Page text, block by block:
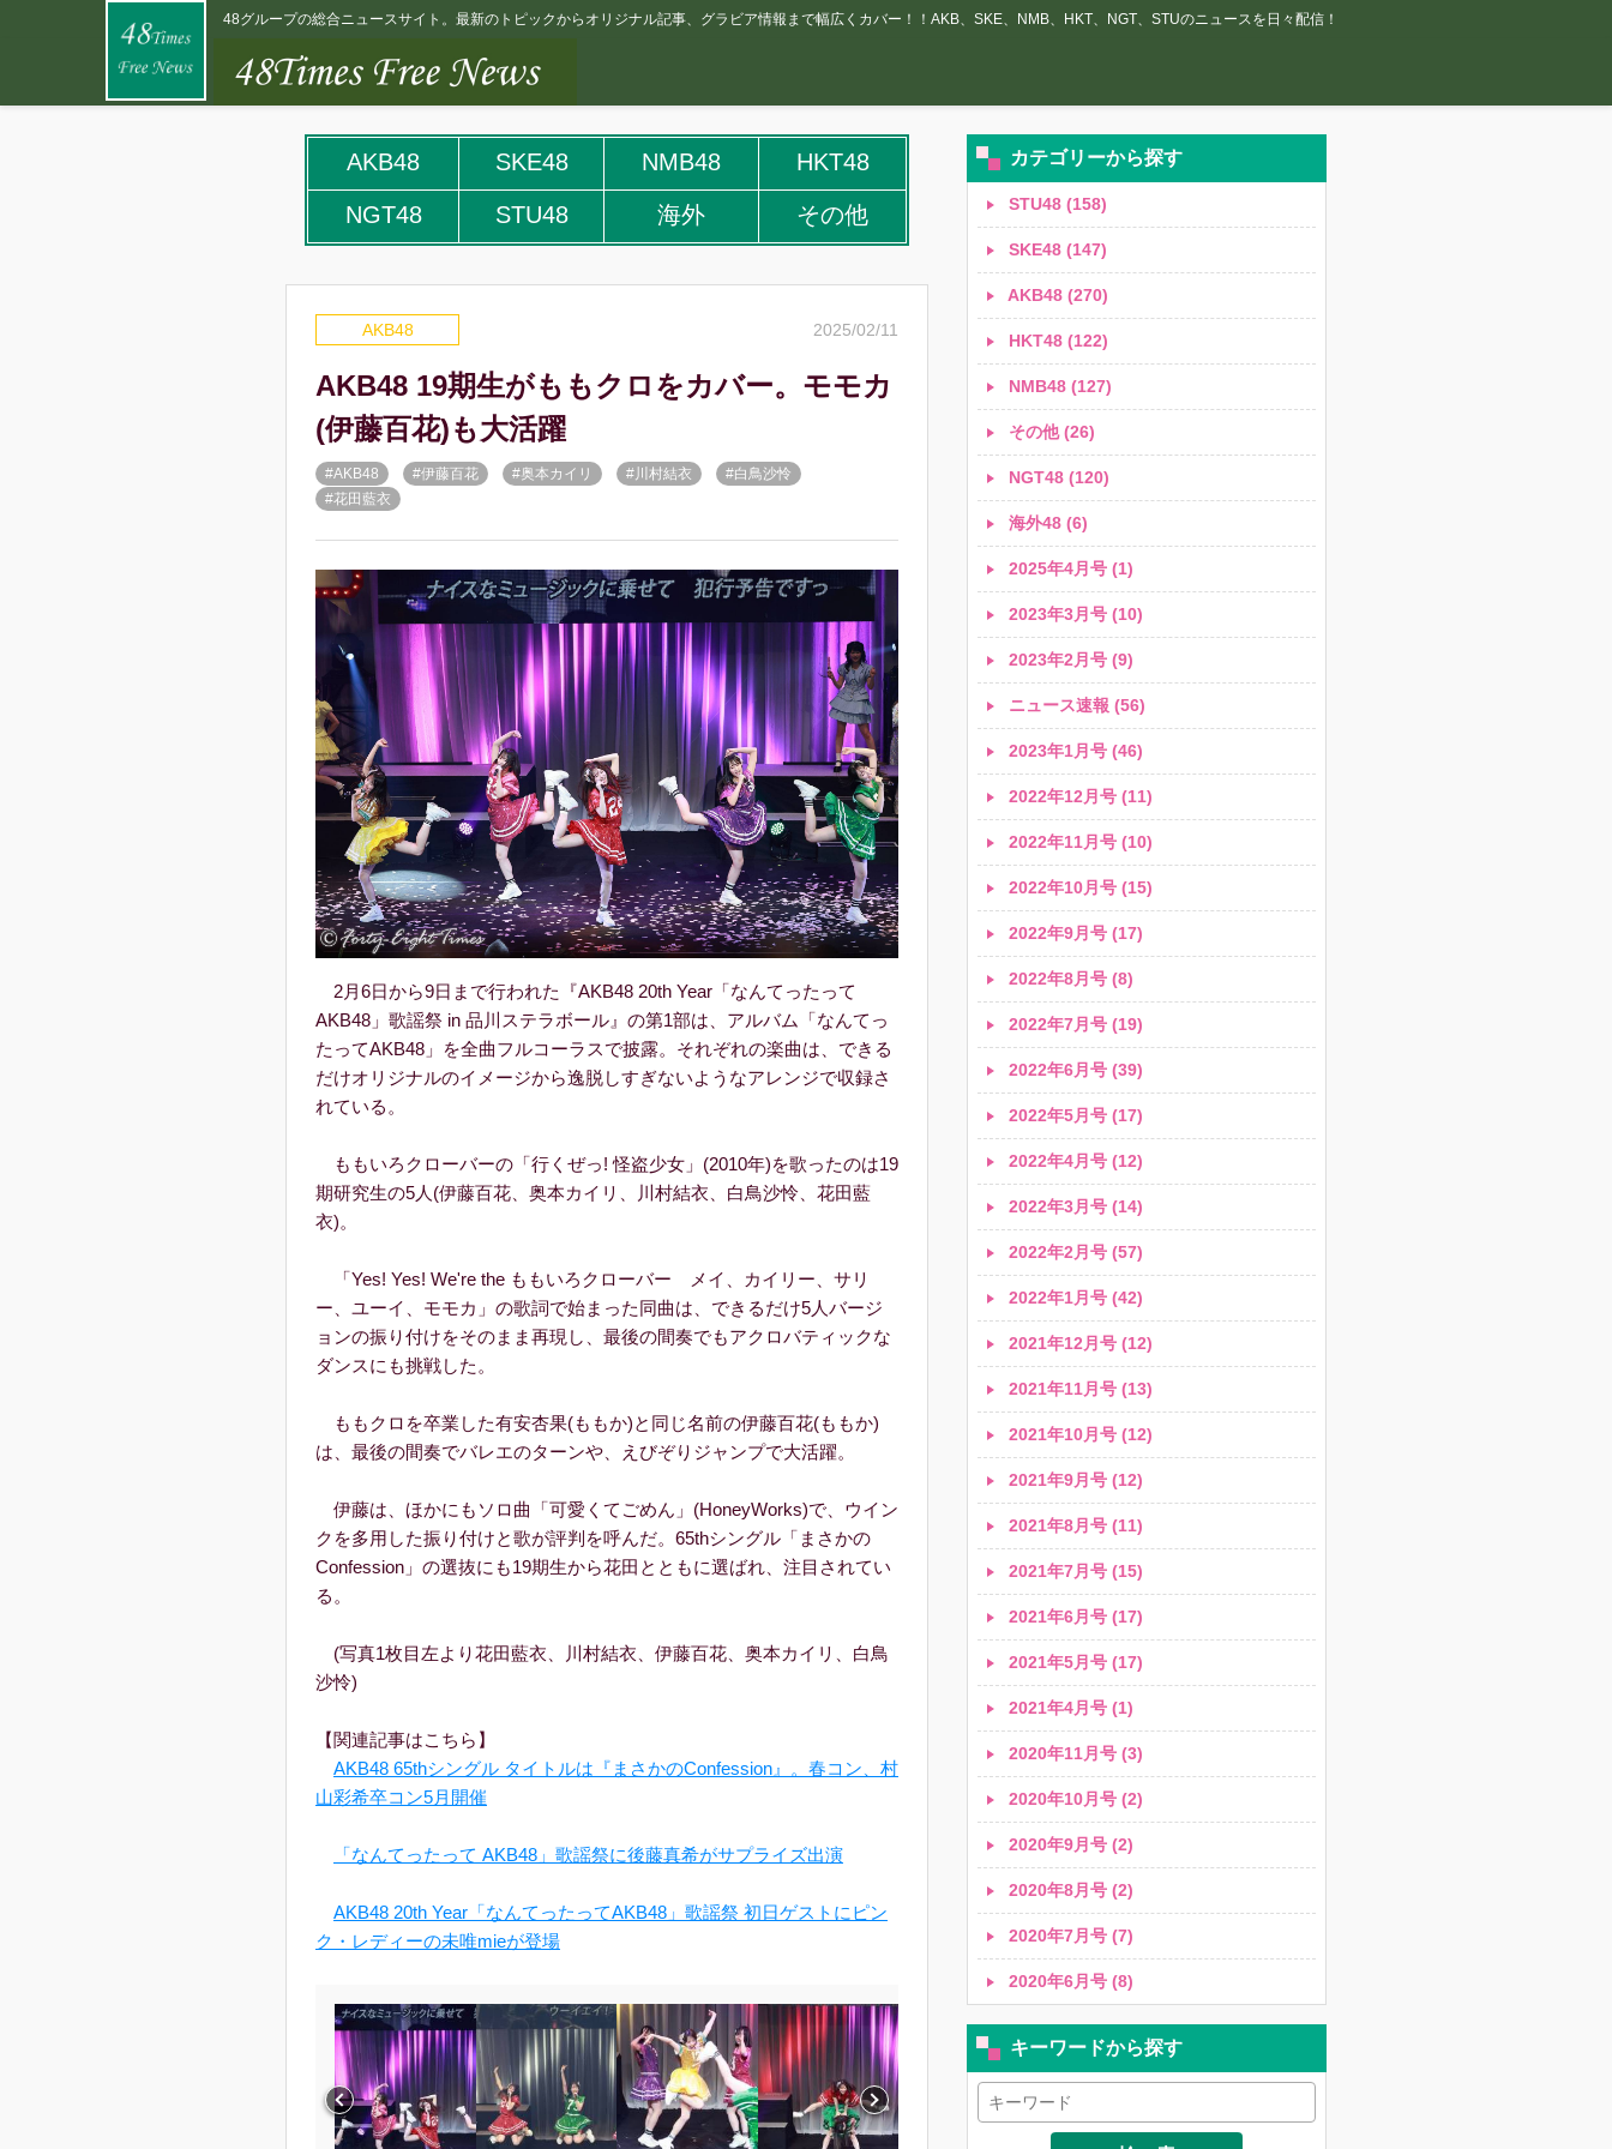
48グループの総合ニュースサイト。最新のトピックからオリジナル記事、グラビア情報まで幅広くカバー！！AKB、SKE、NMB、HKT、NGT、STUのニュースを日々配信！
AKB48 SKE48 NMB48
HKT48
NGT48
STU48 海外 その他
AKB48 2025/02/11
AKB48 19期生がももクロをカバー。モモカ
(伊藤百花)も大活躍
#AKB48 #伊藤百花 #奥本カイリ #川村結衣
#白鳥沙怜
#花田藍衣
2月6日から9日まで行われた『AKB48 20th Year「なんてったって
AKB48」歌謡祭 in 品川ステラボール』の第1部は、アルバム「なんてっ
たってAKB48」を全曲フルコーラスで披露。それぞれの楽曲は、できる
だけオリジナルのイメージから逸脱しすぎないようなアレンジで収録さ
れている。
ももいろクローバーの「行くぜっ! 怪盗少女」(2010年)を歌ったのは19
期研究生の5人(伊藤百花、奥本カイリ、川村結衣、白鳥沙怜、花田藍
衣)。
「Yes! Yes! We're the ももいろクローバー メイ、カイリー、サリ
ー、ユーイ、モモカ」の歌詞で始まった同曲は、できるだけ5人バージ
ョンの振り付けをそのまま再現し、最後の間奏でもアクロバティックな
ダンスにも挑戦した。
ももクロを卒業した有安杏果(ももか)と同じ名前の伊藤百花(ももか)
は、最後の間奏でバレエのターンや、えびぞりジャンプで大活躍。
伊藤は、ほかにもソロ曲「可愛くてごめん」(HoneyWorks)で、ウイン
クを多用した振り付けと歌が評判を呼んだ。65thシングル「まさかの
Confession」の選抜にも19期生から花田とともに選ばれ、注目されてい
る。
(写真1枚目左より花田藍衣、川村結衣、伊藤百花、奥本カイリ、白鳥
沙怜)
【関連記事はこちら】
AKB48 65thシングル タイトルは『まさかのConfession』。春コン、村
山彩希卒コン5⽉開催
「なんてったって AKB48」歌謡祭に後藤真希がサプライズ出演
AKB48 20th Year「なんてったってAKB48」歌謡祭 初日ゲストにピン
ク・レディーの未唯mieが登場
カテゴリーから探す
STU48 (158)
SKE48 (147)
AKB48 (270)
HKT48 (122)
NMB48 (127)
その他 (26)
NGT48 (120)
海外48 (6)
2025年4月号 (1)
2023年3月号 (10)
2023年2月号 (9)
ニュース速報 (56)
2023年1月号 (46)
2022年12月号 (11)
2022年11月号 (10)
2022年10月号 (15)
2022年9月号 (17)
2022年8月号 (8)
2022年7月号 (19)
2022年6月号 (39)
2022年5月号 (17)
2022年4月号 (12)
2022年3月号 (14)
2022年2月号 (57)
2022年1月号 (42)
2021年12月号 (12)
2021年11月号 (13)
2021年10月号 (12)
2021年9月号 (12)
2021年8月号 (11)
2021年7月号 (15)
2021年6月号 (17)
2021年5月号 (17)
2021年4月号 (1)
2020年11月号 (3)
2020年10月号 (2)
2020年9月号 (2)
2020年8月号 (2)
2020年7月号 (7)
2020年6月号 (8)
キーワードから探す